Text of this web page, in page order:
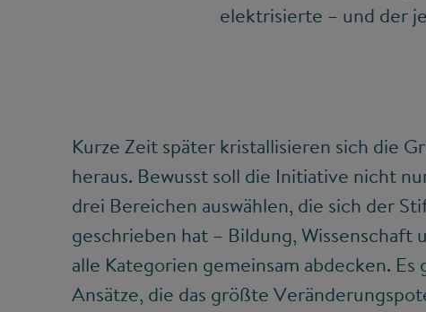
elektrisierte – und der
Kurze Zeit später kristallisieren sich die
heraus. Bewusst soll die Initiative nicht
drei Bereichen auswählen, die sich der
geschrieben hat – Bildung, Wissenschaft
alle Kategorien gemeinsam abdecken.
Ansätze, die das größte